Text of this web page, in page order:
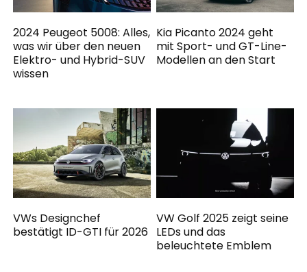
2024 Peugeot 5008: Alles,
was wir über den neuen
Elektro- und Hybrid-SUV
wissen
Kia Picanto 2024 geht
mit Sport- und GT-Line-
Modellen an den Start
VWs Designchef
bestätigt ID-GTI für 2026
VW Golf 2025 zeigt seine
LEDs und das
beleuchtete Emblem